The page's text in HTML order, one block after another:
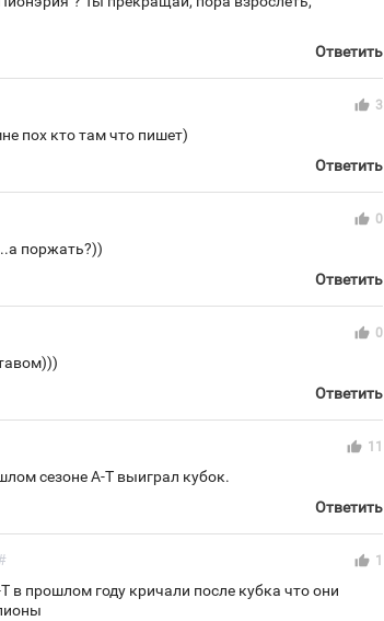
Ответить
thumb_up 3
пох кто там что пишет)
Ответить
thumb_up 0
поржать?))
Ответить
thumb_up 0
Ответить
thumb_up 11
сезоне А-Т выиграл кубок.
Ответить
thumb_up 1
в прошлом году кричали после кубка что они